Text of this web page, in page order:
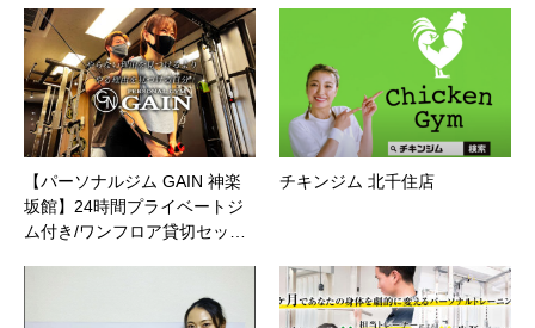
【パーソナルジム GAIN 神楽
坂館】24時間プライベートジ
ム付き/ワンフロア貸切セッ…
チキンジム 北千住店